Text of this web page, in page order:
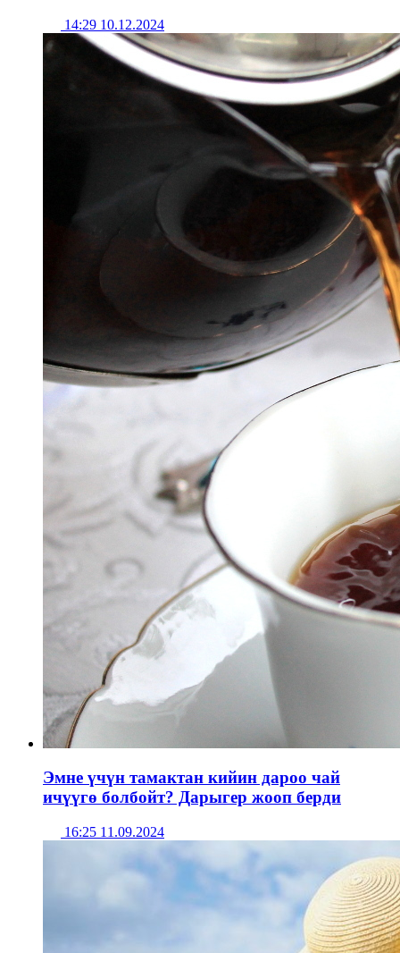
14:29 10.12.2024
Эмне үчүн тамактан кийин дароо чай
ичүүгө болбойт? Дарыгер жооп берди
16:25 11.09.2024